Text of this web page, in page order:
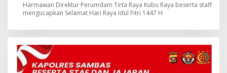
Harmawan Direktur Perumdam Tirta Raya Kubu Raya beserta staff
mengucapkan Selamat Hari Raya Idul Fitri 1447 H